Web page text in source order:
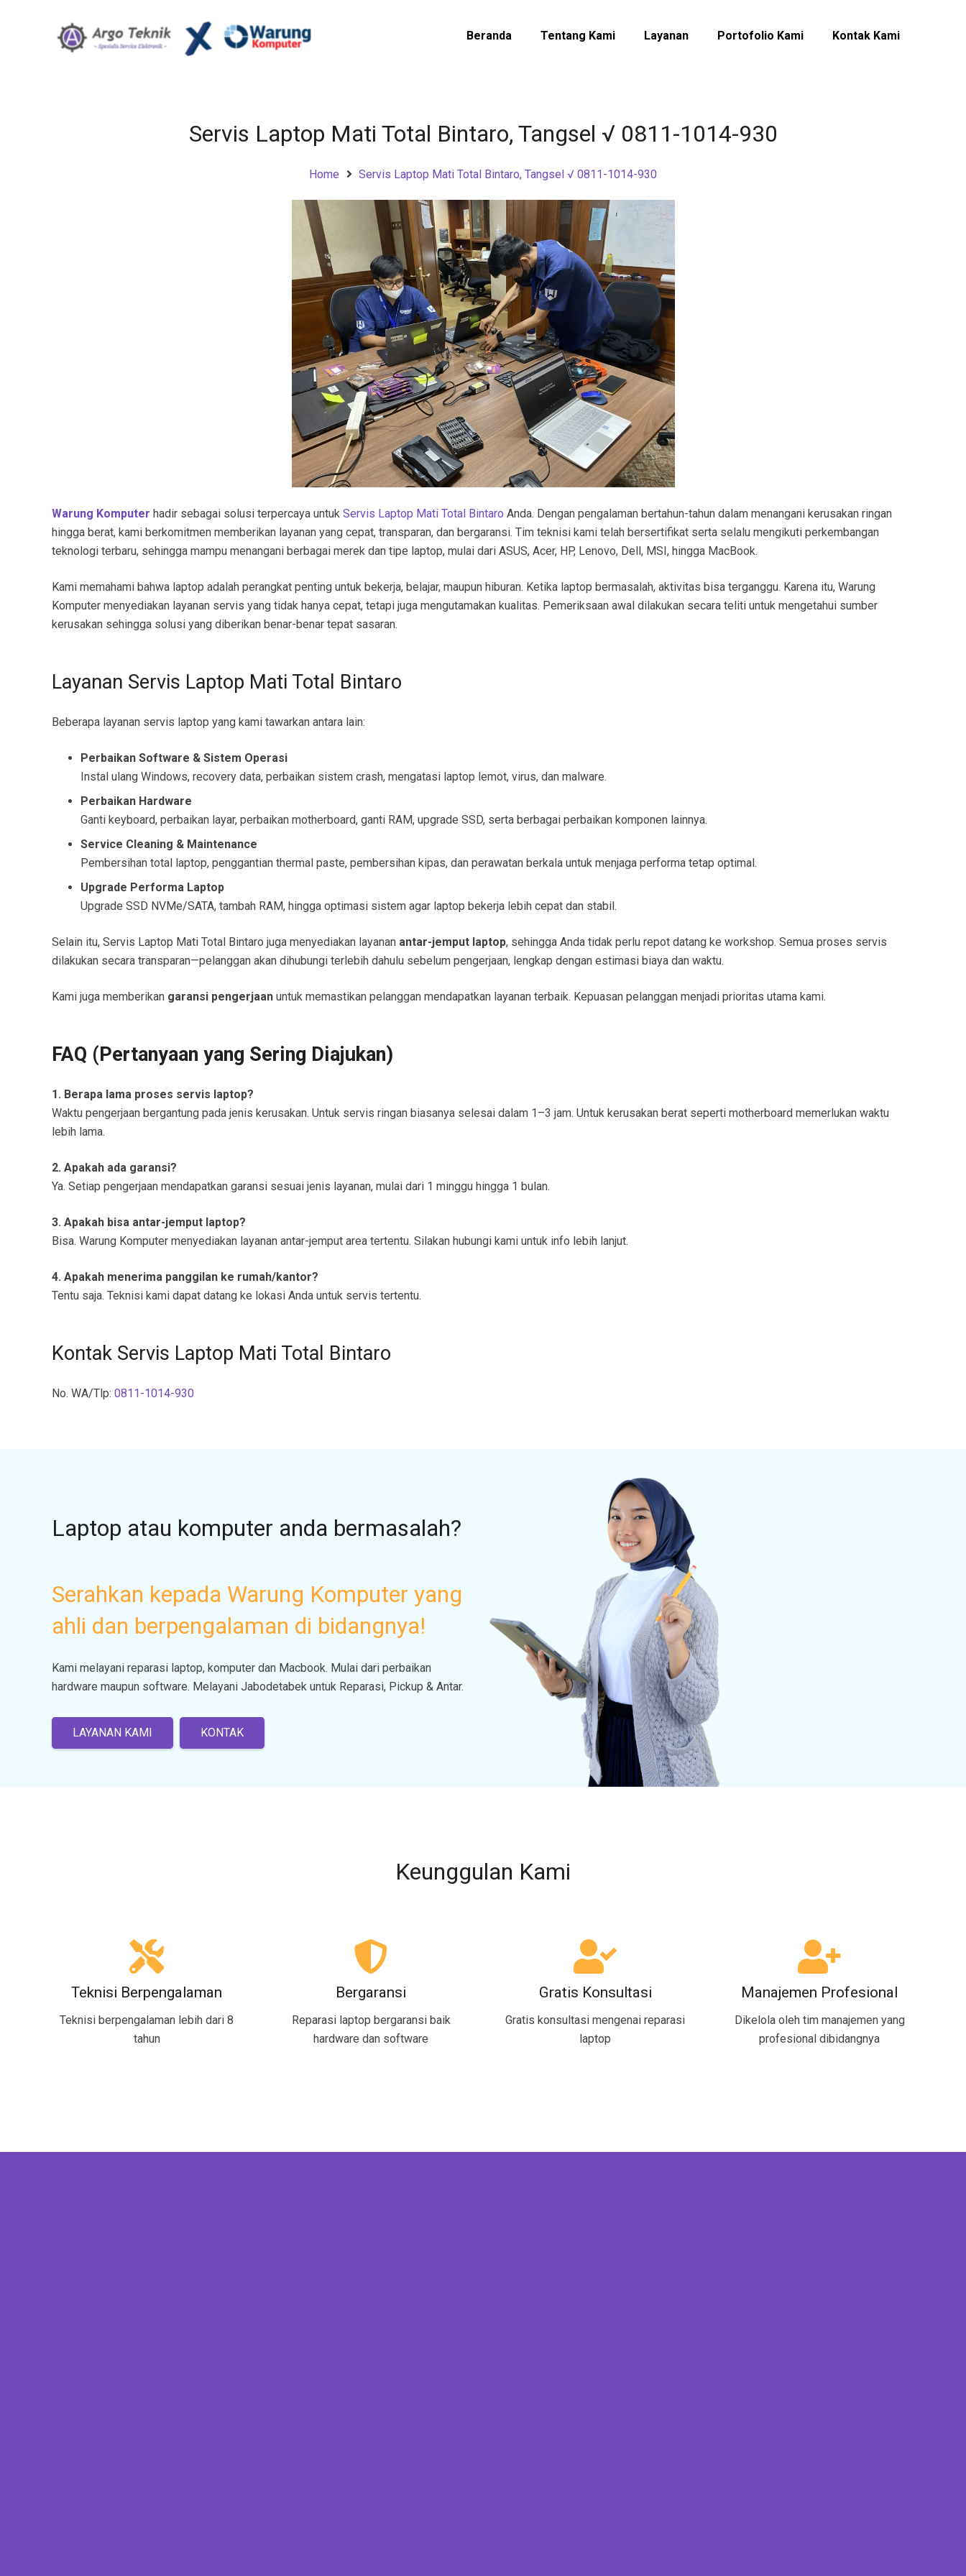
Beranda Tentang Kami Layanan Portofolio Kami Kontak Kami
Servis Laptop Mati Total Bintaro, Tangsel √ 0811-1014-930
Home Servis Laptop Mati Total Bintaro, Tangsel √ 0811-1014-930
Warung Komputer hadir sebagai solusi terpercaya untuk Servis Laptop Mati Total Bintaro Anda. Dengan pengalaman bertahun-tahun dalam menangani kerusakan ringan
hingga berat, kami berkomitmen memberikan layanan yang cepat, transparan, dan bergaransi. Tim teknisi kami telah bersertifikat serta selalu mengikuti perkembangan
teknologi terbaru, sehingga mampu menangani berbagai merek dan tipe laptop, mulai dari ASUS, Acer, HP, Lenovo, Dell, MSI, hingga MacBook.
Kami memahami bahwa laptop adalah perangkat penting untuk bekerja, belajar, maupun hiburan. Ketika laptop bermasalah, aktivitas bisa terganggu. Karena itu, Warung
Komputer menyediakan layanan servis yang tidak hanya cepat, tetapi juga mengutamakan kualitas. Pemeriksaan awal dilakukan secara teliti untuk mengetahui sumber
kerusakan sehingga solusi yang diberikan benar-benar tepat sasaran.
Layanan Servis Laptop Mati Total Bintaro
Beberapa layanan servis laptop yang kami tawarkan antara lain:
Perbaikan Software & Sistem Operasi
Instal ulang Windows, recovery data, perbaikan sistem crash, mengatasi laptop lemot, virus, dan malware.
Perbaikan Hardware
Ganti keyboard, perbaikan layar, perbaikan motherboard, ganti RAM, upgrade SSD, serta berbagai perbaikan komponen lainnya.
Service Cleaning & Maintenance
Pembersihan total laptop, penggantian thermal paste, pembersihan kipas, dan perawatan berkala untuk menjaga performa tetap optimal.
Upgrade Performa Laptop
Upgrade SSD NVMe/SATA, tambah RAM, hingga optimasi sistem agar laptop bekerja lebih cepat dan stabil.
Selain itu, Servis Laptop Mati Total Bintaro juga menyediakan layanan antar-jemput laptop, sehingga Anda tidak perlu repot datang ke workshop. Semua proses servis
dilakukan secara transparan—pelanggan akan dihubungi terlebih dahulu sebelum pengerjaan, lengkap dengan estimasi biaya dan waktu.
Kami juga memberikan garansi pengerjaan untuk memastikan pelanggan mendapatkan layanan terbaik. Kepuasan pelanggan menjadi prioritas utama kami.
FAQ (Pertanyaan yang Sering Diajukan)
1. Berapa lama proses servis laptop?
Waktu pengerjaan bergantung pada jenis kerusakan. Untuk servis ringan biasanya selesai dalam 1–3 jam. Untuk kerusakan berat seperti motherboard memerlukan waktu
lebih lama.
2. Apakah ada garansi?
Ya. Setiap pengerjaan mendapatkan garansi sesuai jenis layanan, mulai dari 1 minggu hingga 1 bulan.
3. Apakah bisa antar-jemput laptop?
Bisa. Warung Komputer menyediakan layanan antar-jemput area tertentu. Silakan hubungi kami untuk info lebih lanjut.
4. Apakah menerima panggilan ke rumah/kantor?
Tentu saja. Teknisi kami dapat datang ke lokasi Anda untuk servis tertentu.
Kontak Servis Laptop Mati Total Bintaro
No. WA/Tlp: 0811-1014-930
Laptop atau komputer anda bermasalah?
Serahkan kepada Warung Komputer yang
ahli dan berpengalaman di bidangnya!
Kami melayani reparasi laptop, komputer dan Macbook. Mulai dari perbaikan
hardware maupun software. Melayani Jabodetabek untuk Reparasi, Pickup & Antar.
LAYANAN KAMI KONTAK
Keunggulan Kami
Teknisi Berpengalaman
Teknisi berpengalaman lebih dari 8
tahun
Bergaransi
Reparasi laptop bergaransi baik
hardware dan software
Gratis Konsultasi
Gratis konsultasi mengenai reparasi
laptop
Manajemen Profesional
Dikelola oleh tim manajemen yang
profesional dibidangnya